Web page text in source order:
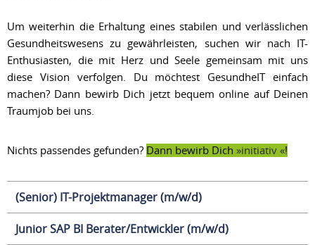
Um weiterhin die Erhaltung eines stabilen und verlässlichen
Gesundheitswesens zu gewährleisten, suchen wir nach IT-
Enthusiasten, die mit Herz und Seele gemeinsam mit uns
diese Vision verfolgen. Du möchtest GesundheIT einfach
machen? Dann bewirb Dich jetzt bequem online auf Deinen
Traumjob bei uns.
Nichts passendes gefunden? Dann bewirb Dich initiativ !
(Senior) IT-Projektmanager (m/w/d)
Junior SAP BI Berater/Entwickler (m/w/d)